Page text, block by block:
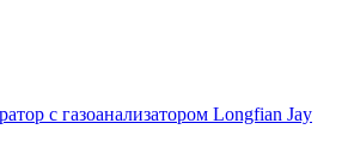
с газоанализатором Longfian Jay